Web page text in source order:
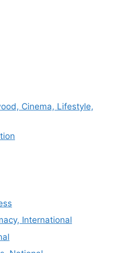
Cinema, Lifestyle,
International